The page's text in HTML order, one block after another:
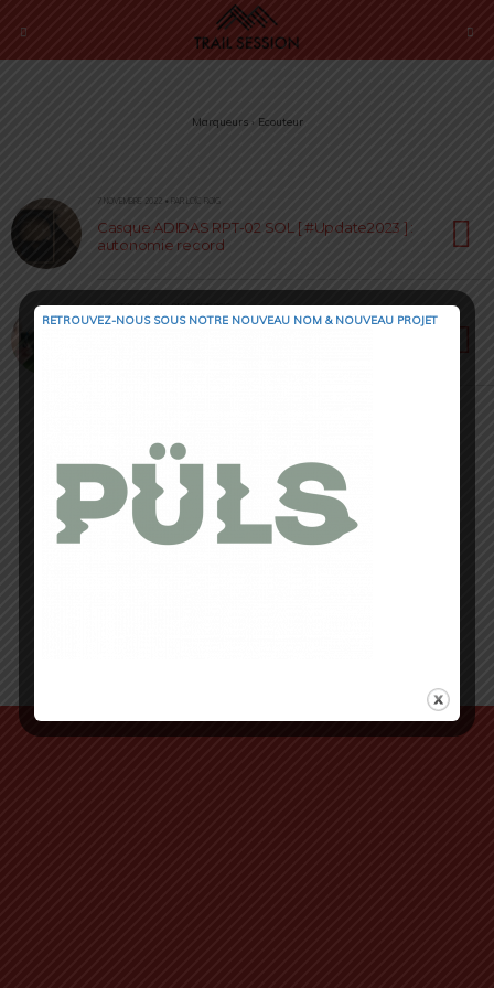
Marqueurs › Ecouteur
7 NOVEMBRE 2022 • PAR LOÏC ROIG
Casque ADIDAS RPT-02 SOL [ #Update2023 ] :
autonomie record
23 OCTOBRE 2021 • PAR ELODIE ROIG
Retour au début
RETROUVEZ-NOUS SOUS NOTRE NOUVEAU NOM & NOUVEAU PROJET